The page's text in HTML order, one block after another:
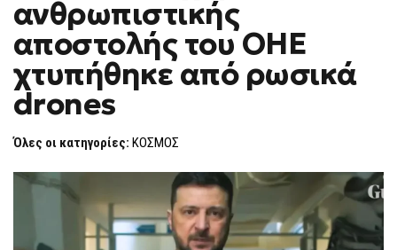
ΑΠΟΣΤΟΛΉΣ
ΤΟΥ
ΟΗΕ
ΧΤΥΠΉΘΗΚΕ
ΑΠΌ
ΡΩΣΙΚΆ
ανθρωπιστικής
αποστολής του ΟΗΕ
χτυπήθηκε από ρωσικά
drones
Όλες οι κατηγορίες: ΚΟΣΜΟΣ